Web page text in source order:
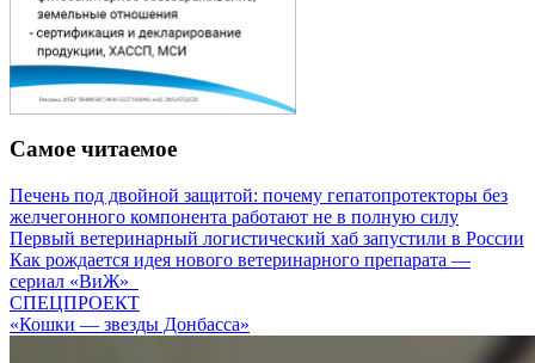
Самое читаемое
Печень под двойной защитой: почему гепатопротекторы без
желчегонного компонента работают не в полную силу
Первый ветеринарный логистический хаб запустили в России
Как рождается идея нового ветеринарного препарата —
сериал «ВиЖ»
СПЕЦПРОЕКТ
«Кошки — звезды Донбасса»